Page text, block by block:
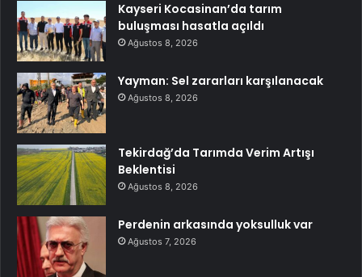
Kayseri Kocasinan’da tarım
buluşması hasatla açıldı
Ağustos 8, 2026
Yayman: Sel zararları karşılanacak
Ağustos 8, 2026
Tekirdağ’da Tarımda Verim Artışı
Beklentisi
Ağustos 8, 2026
Perdenin arkasında yoksulluk var
Ağustos 7, 2026